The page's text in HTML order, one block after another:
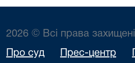
2026 © Всі права захищені
Про суд Прес-центр